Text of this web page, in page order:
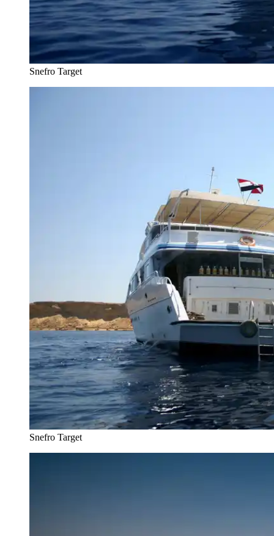
Snefro Target
Snefro Target